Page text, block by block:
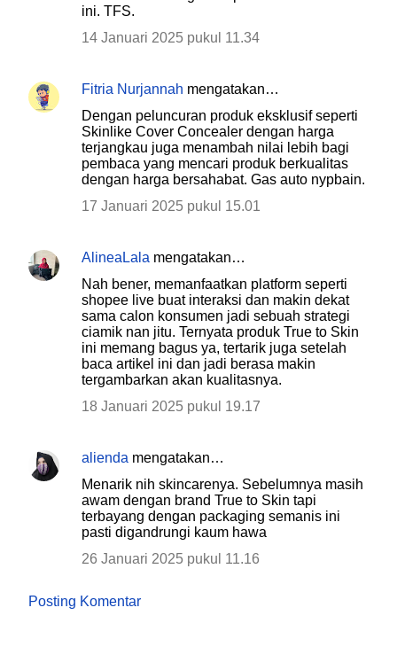
ini. TFS.
14 Januari 2025 pukul 11.34
Fitria Nurjannah mengatakan…
Dengan peluncuran produk eksklusif seperti
Skinlike Cover Concealer dengan harga
terjangkau juga menambah nilai lebih bagi
pembaca yang mencari produk berkualitas
dengan harga bersahabat. Gas auto nypbain.
17 Januari 2025 pukul 15.01
AlineaLala mengatakan…
Nah bener, memanfaatkan platform seperti
shopee live buat interaksi dan makin dekat
sama calon konsumen jadi sebuah strategi
ciamik nan jitu. Ternyata produk True to Skin
ini memang bagus ya, tertarik juga setelah
baca artikel ini dan jadi berasa makin
tergambarkan akan kualitasnya.
18 Januari 2025 pukul 19.17
alienda mengatakan…
Menarik nih skincarenya. Sebelumnya masih
awam dengan brand True to Skin tapi
terbayang dengan packaging semanis ini
pasti digandrungi kaum hawa
26 Januari 2025 pukul 11.16
Posting Komentar